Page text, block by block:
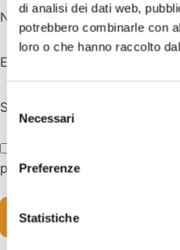
di analisi dei dati web,
potrebbero combinarle con
loro o che hanno raccolto
Selezione
del
consenso
Necessari
Preferenze
Statistiche
Nome*
Email
Sito web
per la prossima volta che